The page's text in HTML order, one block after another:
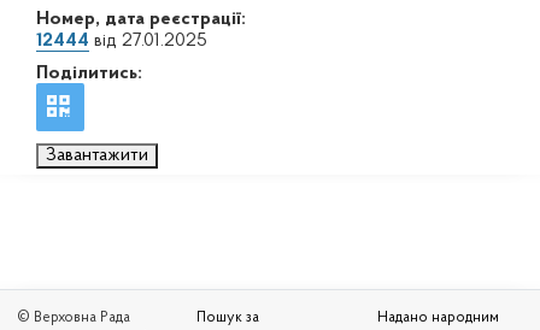
Номер, дата реєстрації:
12444 від 27.01.2025
Поділитись:
Завантажити
© Верховна Рада
Пошук за
Надано народним